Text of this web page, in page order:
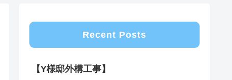
Recent Posts
【Y様邸外構工事】